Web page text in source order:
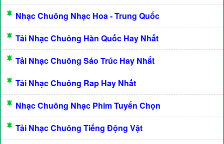
Nhạc Chuông Nhạc Hoa - Trung Quốc
Tải Nhạc Chuông Hàn Quốc Hay Nhất
Tải Nhạc Chuông Sáo Trúc Hay Nhất
Tải Nhạc Chuông Rap Hay Nhất
Nhạc Chuông Nhạc Phim Tuyển Chọn
Tải Nhạc Chuông Tiếng Động Vật